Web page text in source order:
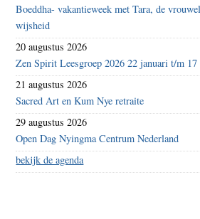
Boeddha- vakantieweek met Tara, de
wijsheid
20 augustus 2026
Zen Spirit Leesgroep 2026 22 januari t/m 17
21 augustus 2026
Sacred Art en Kum Nye retraite
29 augustus 2026
Open Dag Nyingma Centrum Nederland
bekijk de agenda